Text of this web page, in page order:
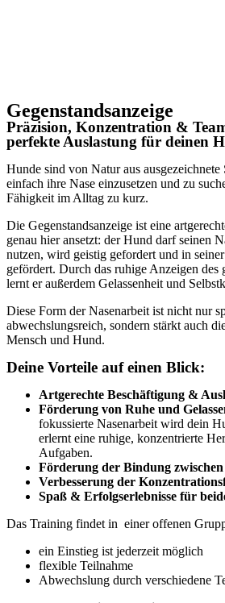
Gegenstandsanzeige
Präzision, Konzentration &
perfekte Auslastung für deinen
Hunde sind von Natur aus ausgezeichnete
einfach ihre Nase einzusetzen und zu
Fähigkeit im Alltag zu kurz.
Die Gegenstandsanzeige ist eine
genau hier ansetzt: der Hund darf seinen
nutzen, wird geistig gefordert und in
gefördert. Durch das ruhige Anzeigen des
lernt er außerdem Gelassenheit und
Diese Form der Nasenarbeit ist nicht nur
abwechslungsreich, sondern stärkt auch
Mensch und Hund.
Deine Vorteile auf einen Blick:
Artgerechte Beschäftigung &
Förderung von Ruhe und
fokussierte Nasenarbeit wird dein
erlernt eine ruhige, konzentrierte
Aufgaben.
Förderung der Bindung
Verbesserung der
Spaß & Erfolgserlebnisse für
Das Training findet in einer offenen
ein Einstieg ist jederzeit möglich
flexible Teilnahme
Abwechslung durch verschiedene